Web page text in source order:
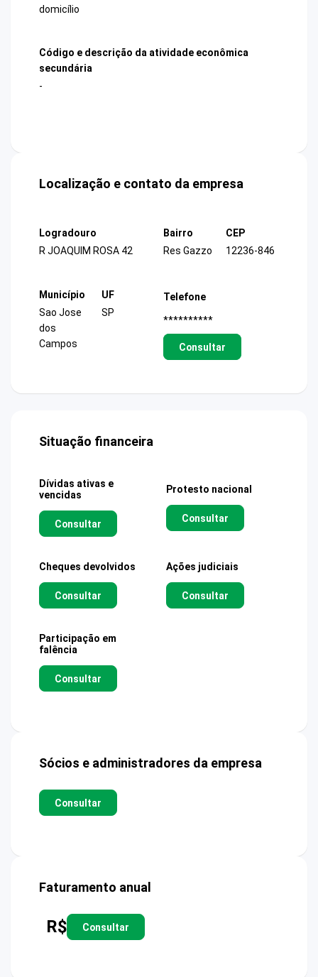
domicílio
Código e descrição da atividade econômica
secundária
-
Localização e contato da empresa
Logradouro
R JOAQUIM ROSA 42
Bairro
Res Gazzo
CEP
12236-846
Município
Sao Jose
dos
Campos
UF
SP
Telefone
**********
Consultar
Situação financeira
Dívidas ativas e
vencidas
Consultar
Protesto nacional
Consultar
Cheques devolvidos
Consultar
Ações judiciais
Consultar
Participação em
falência
Consultar
Sócios e administradores da empresa
Consultar
Faturamento anual
R$ Consultar